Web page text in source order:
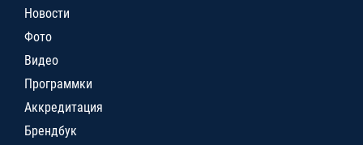
Новости
Фото
Видео
Программки
Аккредитация
Брендбук